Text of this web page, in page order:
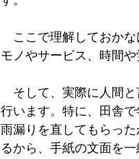
ここで理解しておかな
モノやサービス、時間
そして、実際に人間と
行います。特に、田舎
雨漏りを直してもらっ
るから、手紙の文面を